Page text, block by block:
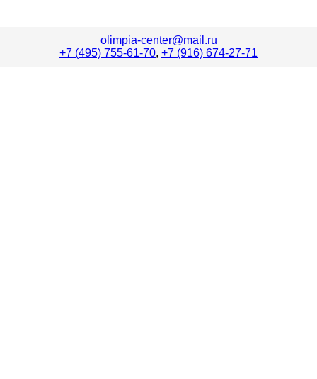
olimpia-center@mail.ru
+7 (495) 755-61-70, +7 (916) 674-27-71